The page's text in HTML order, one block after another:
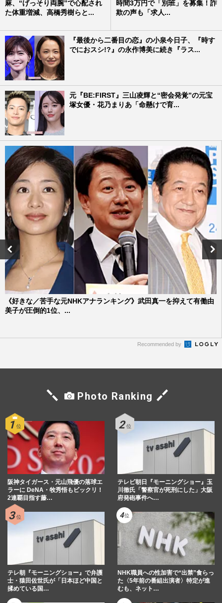
麻、“げっそり両腕”で心配され
た体重増減、高橋秀樹らと...
時間3万円で「別班」を募集！詐
欺の声も「求人...
『最後から二番目の恋』の小泉今日子、『時す
でにおスシ!?』の永作博美に続き『ラス...
元『BE:FIRST』三山凌輝と“密会発覚”の元宝
塚女優・花乃まりあ「命懸けで育...
《好きな／苦手な元NHKアナランキング》武田真一を抑えて有働由
美子が圧倒的1位、...
Recommended by
Photo Ranking
阪神タイガース・元山飛優の落球エ
ラーに DeNA・牧秀悟もビックリ！
2連覇目指す藤…
テレビ朝日『モーニングショー』玉
川徹氏「警察官が死刑にした」大阪
府発砲事件へ…
テレ朝『モーニングショー』で弁護
士・猿田佐世氏が「日本ほど中国と
揉めている国…
NHK職員への性加害で“出禁”食らっ
た〈5年前の番組出演者〉特定が進
むも、ネット…